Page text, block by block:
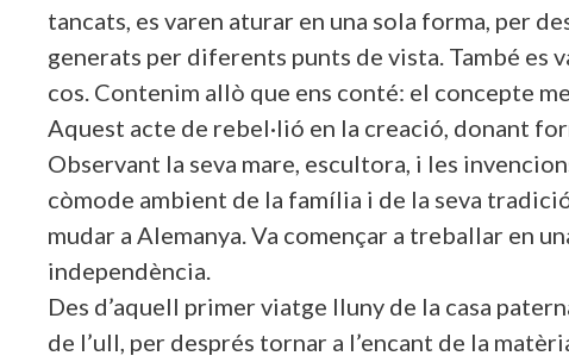
tancats, es varen aturar en una sola forma, per
generats per diferents punts de vista. També es
cos. Contenim allò que ens conté: el concepte
Aquest acte de rebel·lió en la creació, donant
Observant la seva mare, escultora, i les
còmode ambient de la família i de la seva
mudar a Alemanya. Va començar a treballar en
independència.
Des d’aquell primer viatge lluny de la casa
de l’ull, per després tornar a l’encant de la